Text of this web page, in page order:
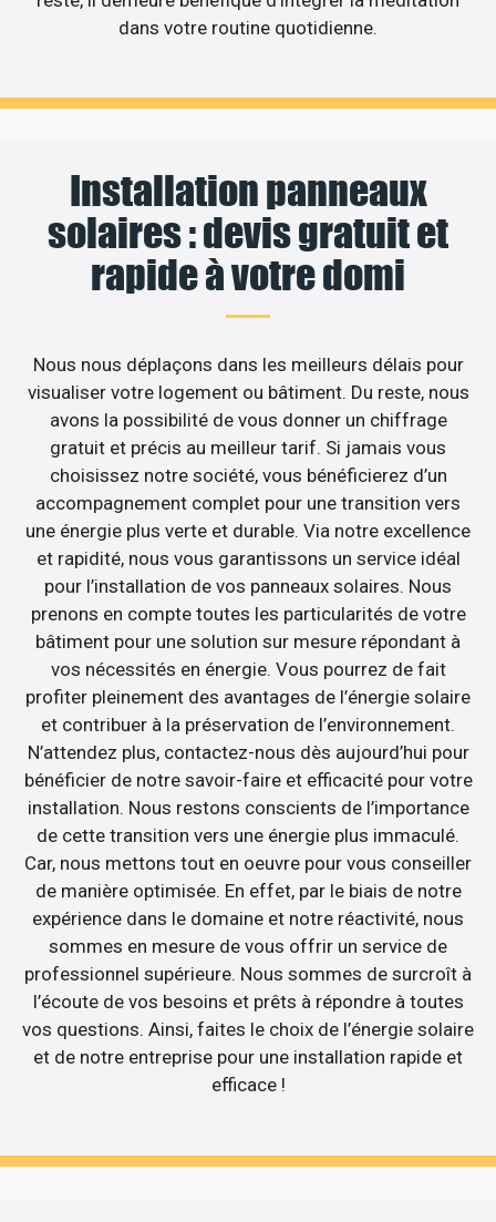
dans votre routine quotidienne.
Installation panneaux
solaires : devis gratuit et
rapide à votre domi
Nous nous déplaçons dans les meilleurs délais pour
visualiser votre logement ou bâtiment. Du reste, nous
avons la possibilité de vous donner un chiffrage
gratuit et précis au meilleur tarif. Si jamais vous
choisissez notre société, vous bénéficierez d’un
accompagnement complet pour une transition vers
une énergie plus verte et durable. Via notre excellence
et rapidité, nous vous garantissons un service idéal
pour l’installation de vos panneaux solaires. Nous
prenons en compte toutes les particularités de votre
bâtiment pour une solution sur mesure répondant à
vos nécessités en énergie. Vous pourrez de fait
profiter pleinement des avantages de l’énergie solaire
et contribuer à la préservation de l’environnement.
N’attendez plus, contactez-nous dès aujourd’hui pour
bénéficier de notre savoir-faire et efficacité pour votre
installation. Nous restons conscients de l’importance
de cette transition vers une énergie plus immaculé.
Car, nous mettons tout en oeuvre pour vous conseiller
de manière optimisée. En effet, par le biais de notre
expérience dans le domaine et notre réactivité, nous
sommes en mesure de vous offrir un service de
professionnel supérieure. Nous sommes de surcroît à
l’écoute de vos besoins et prêts à répondre à toutes
vos questions. Ainsi, faites le choix de l’énergie solaire
et de notre entreprise pour une installation rapide et
efficace !